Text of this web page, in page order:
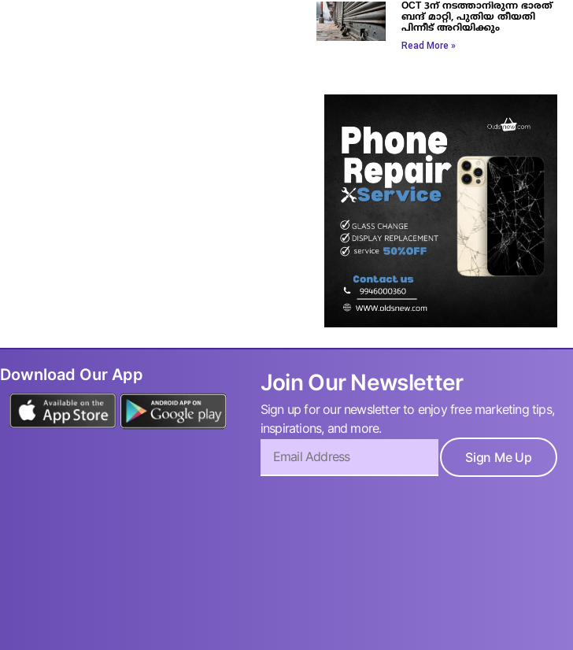
OCT 3ന് നടത്താനിരുന്ന ഭാരത്
ബന്ദ് മാറ്റി, പുതിയ തീയതി
പിന്നീട് അറിയിക്കും
Read More »
Download Our App Join Our Newsletter
Sign up for our newsletter to enjoy free marketing tips,
inspirations, and more.
Sign Me Up